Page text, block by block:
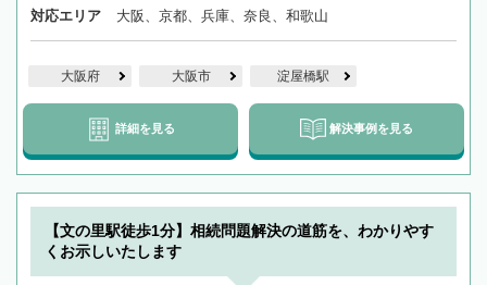
対応エリア 大阪、京都、兵庫、奈良、和歌山
大阪府 大阪市 淀屋橋駅
詳細を見る 解決事例を見る
【文の里駅徒歩1分】相続問題解決の道筋を、わかりやす
くお示しいたします